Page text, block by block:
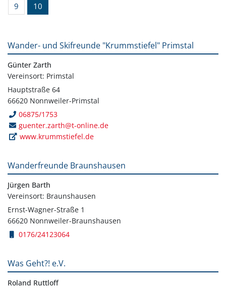
9
10
Wander- und Skifreunde "Krummstiefel" Primstal
Günter Zarth
Vereinsort: Primstal
Hauptstraße 64
66620 Nonnweiler-Primstal
06875/1753
guenter.zarth@t-online.de
www.krummstiefel.de
Wanderfreunde Braunshausen
Jürgen Barth
Vereinsort: Braunshausen
Ernst-Wagner-Straße 1
66620 Nonnweiler-Braunshausen
0176/24123064
Was Geht?! e.V.
Roland Ruttloff